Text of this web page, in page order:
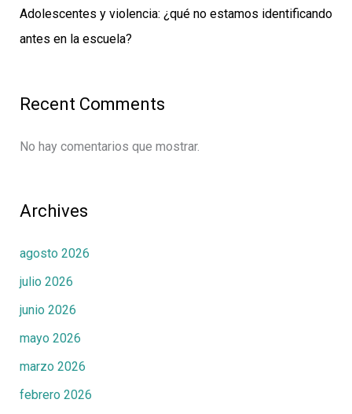
Adolescentes y violencia: ¿qué no estamos identificando
antes en la escuela?
Recent Comments
No hay comentarios que mostrar.
Archives
agosto 2026
julio 2026
junio 2026
mayo 2026
marzo 2026
febrero 2026